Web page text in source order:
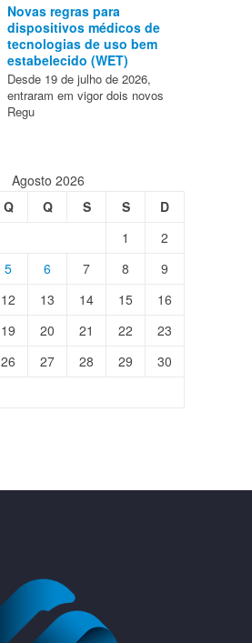
Novas regras para
dispositivos médicos de
tecnologias de uso bem
estabelecido (WET)
Desde 19 de julho de 2026,
entraram em vigor dois novos
Regu
Agosto 2026
Q Q S S
D
1
2
5 6 7 8
9
12 13 14 15
16
19 20 21 22
23
26 27 28 29
30